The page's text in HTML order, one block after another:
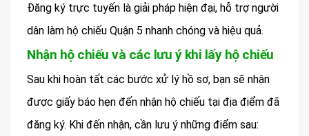
Đăng ký trực tuyến là giải pháp hiện đại, hỗ trợ người
dân làm hộ chiếu Quận 5 nhanh chóng và hiệu quả.
Nhận hộ chiếu và các lưu ý khi lấy hộ chiếu
Sau khi hoàn tất các bước xử lý hồ sơ, bạn sẽ nhận
được giấy báo hẹn đến nhận hộ chiếu tại địa điểm đã
đăng ký. Khi đến nhận, cần lưu ý những điểm sau: